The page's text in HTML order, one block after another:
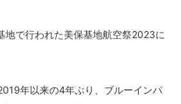
III hobby info iPad
地で行われた美保基地航空祭2023に
年以来の4年ぶり、ブルーインパ